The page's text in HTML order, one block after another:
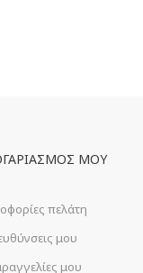
ΜΟΥ
πελάτη
μου
μου